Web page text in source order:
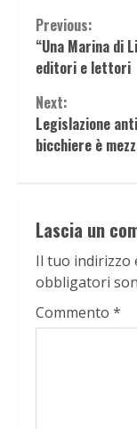
Continue
Reading
Previous:
“Una Marina di
editori e lettori
Next:
Legislazione
bicchiere è
Lascia un
Il tuo indirizzo
obbligatori
Commento *